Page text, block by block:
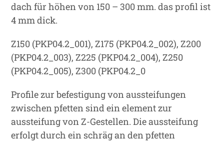
dach für höhen von 150 – 300 mm. das profil ist
4 mm dick.
Z150 (PKP04.2_001), Z175 (PKP04.2_002), Z200
(PKP04.2_003), Z225 (PKP04.2_004), Z250
(PKP04.2_005), Z300 (PKP04.2_0
Profile zur befestigung von aussteifungen
zwischen pfetten sind ein element zur
aussteifung von Z-Gestellen. Die aussteifung
erfolgt durch ein schräg an den pfetten